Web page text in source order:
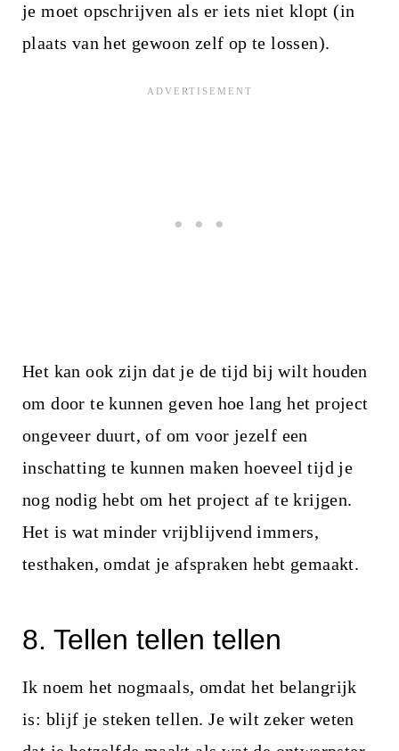
je moet opschrijven als er iets niet klopt (in
plaats van het gewoon zelf op te lossen).
Het kan ook zijn dat je de tijd bij wilt houden
om door te kunnen geven hoe lang het project
ongeveer duurt, of om voor jezelf een
inschatting te kunnen maken hoeveel tijd je
nog nodig hebt om het project af te krijgen.
Het is wat minder vrijblijvend immers,
testhaken, omdat je afspraken hebt gemaakt.
8. Tellen tellen tellen
Ik noem het nogmaals, omdat het belangrijk
is: blijf je steken tellen. Je wilt zeker weten